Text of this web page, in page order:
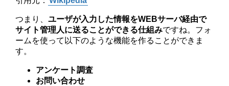
つまり、ユーザが入力した情報をWEBサーバ経由で
サイト管理人に送ることができる仕組みですね。フォ
ームを使って以下のような機能を作ることができま
す。
アンケート調査
お問い合わせ